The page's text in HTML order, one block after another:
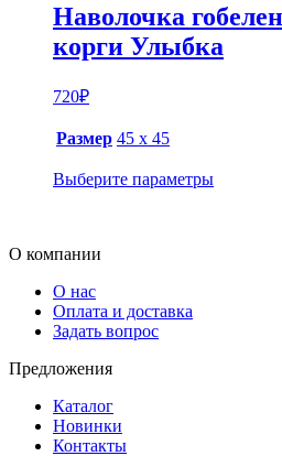
Наволочка
корги Улыбка
720₽
Размер 45 х 45
Выберите параметры
О компании
О нас
Оплата и доставка
Задать вопрос
Предложения
Каталог
Новинки
Контакты